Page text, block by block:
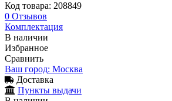
Код товара: 208849
0 Отзывов
Комплектация
В наличии
Избранное
Сравнить
Ваш город: Москва
Доставка
Пункты выдачи